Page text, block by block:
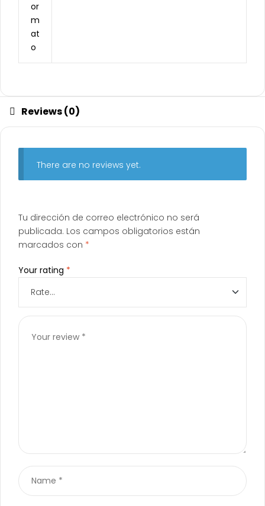
or
m
at
o
Reviews (0)
There are no reviews yet.
Tu dirección de correo electrónico no será
publicada. Los campos obligatorios están
marcados con *
Your rating *